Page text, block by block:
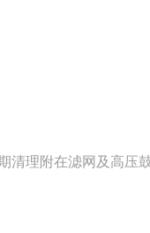
清理附在滤网及高压